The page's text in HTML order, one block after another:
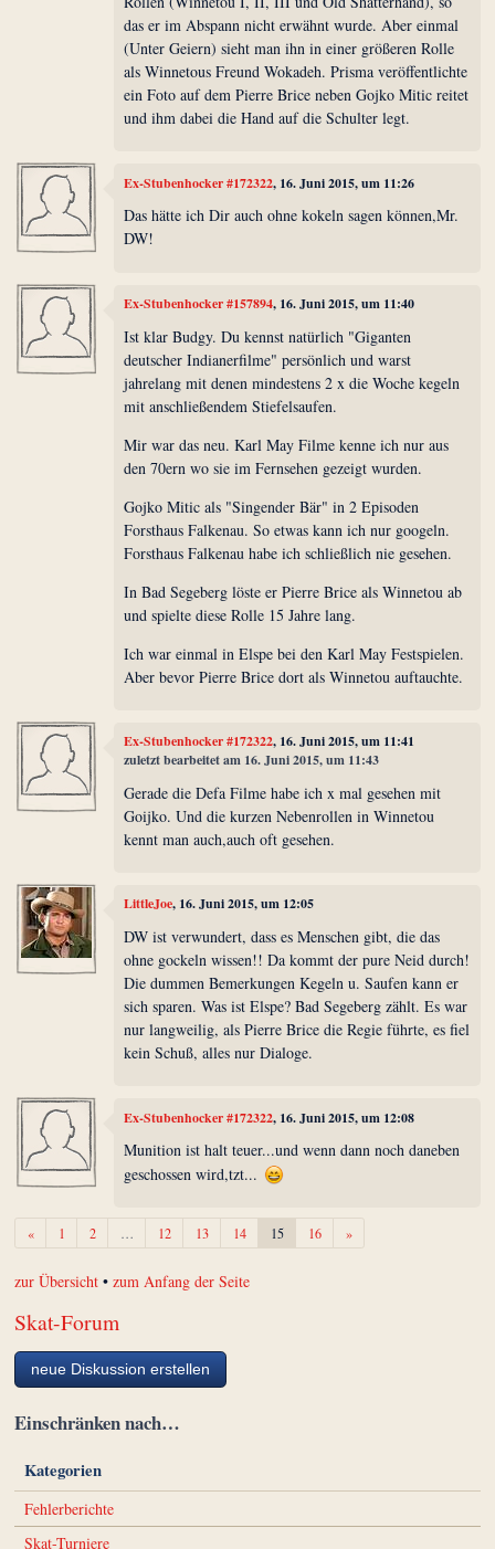
das er im Abspann nicht erwähnt wurde. Aber einmal
(Unter Geiern) sieht man ihn in einer größeren Rolle
als Winnetous Freund Wokadeh. Prisma veröffentlichte
ein Foto auf dem Pierre Brice neben Gojko Mitic reitet
und ihm dabei die Hand auf die Schulter legt.
Ex-Stubenhocker #172322, 16. Juni 2015, um 11:26
Das hätte ich Dir auch ohne kokeln sagen können,Mr.
DW!
Ex-Stubenhocker #157894, 16. Juni 2015, um 11:40
Ist klar Budgy. Du kennst natürlich "Giganten
deutscher Indianerfilme" persönlich und warst
jahrelang mit denen mindestens 2 x die Woche kegeln
mit anschließendem Stiefelsaufen.
Mir war das neu. Karl May Filme kenne ich nur aus
den 70ern wo sie im Fernsehen gezeigt wurden.
Gojko Mitic als "Singender Bär" in 2 Episoden
Forsthaus Falkenau. So etwas kann ich nur googeln.
Forsthaus Falkenau habe ich schließlich nie gesehen.
In Bad Segeberg löste er Pierre Brice als Winnetou ab
und spielte diese Rolle 15 Jahre lang.
Ich war einmal in Elspe bei den Karl May Festspielen.
Aber bevor Pierre Brice dort als Winnetou auftauchte.
Ex-Stubenhocker #172322, 16. Juni 2015, um 11:41
zuletzt bearbeitet am 16. Juni 2015, um 11:43
Gerade die Defa Filme habe ich x mal gesehen mit
Goijko. Und die kurzen Nebenrollen in Winnetou
kennt man auch,auch oft gesehen.
LittleJoe, 16. Juni 2015, um 12:05
DW ist verwundert, dass es Menschen gibt, die das
ohne gockeln wissen!! Da kommt der pure Neid durch!
Die dummen Bemerkungen Kegeln u. Saufen kann er
sich sparen. Was ist Elspe? Bad Segeberg zählt. Es war
nur langweilig, als Pierre Brice die Regie führte, es fiel
kein Schuß, alles nur Dialoge.
Ex-Stubenhocker #172322, 16. Juni 2015, um 12:08
Munition ist halt teuer...und wenn dann noch daneben
geschossen wird,tzt...
«Zurück1 2 … 12 13 14 15 16 »Weiter
zur Übersicht •zum Anfang der Seite
Skat-Forum
neue Diskussion erstellen
Einschränken nach…
Kategorien
Fehlerberichte
Skat-Turniere